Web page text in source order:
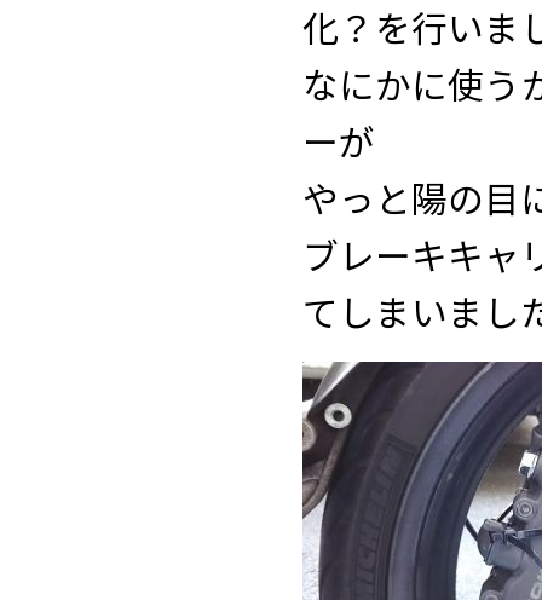
化？を行いま
なにかに使う
ーが
やっと陽の目
ブレーキキャ
てしまいまし